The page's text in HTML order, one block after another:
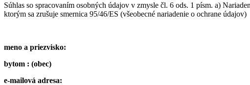
Súhlas so spracovaním osobných údajov v zmysle čl. 6 ods. 1 písm. a)
ktorým sa zrušuje smernica 95/46/ES (všeobecné nariadenie o ochrane údajov)
meno a priezvisko:
bytom : (obec)
e-mailová adresa: